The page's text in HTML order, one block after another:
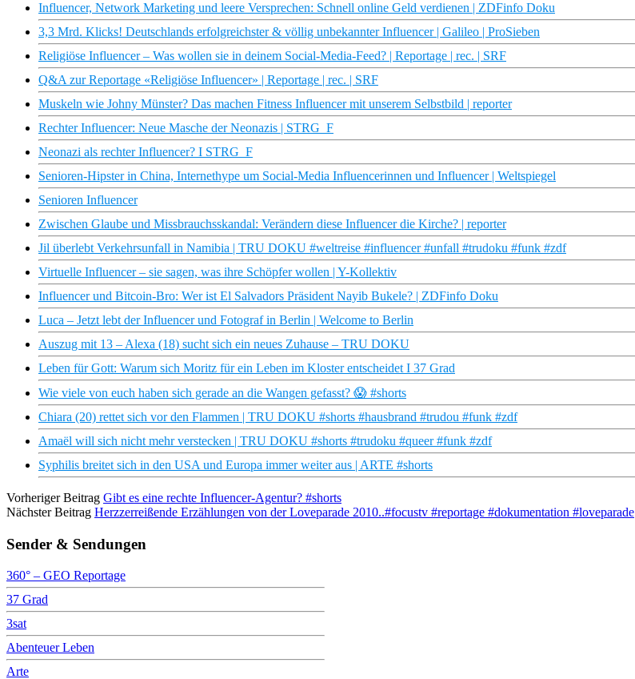
Influencer, Network Marketing und leere Versprechen: Schnell online Geld verdienen | ZDFinfo Doku
3,3 Mrd. Klicks! Deutschlands erfolgreichster & völlig unbekannter Influencer | Galileo | ProSieben
Religiöse Influencer – Was wollen sie in deinem Social-Media-Feed? | Reportage | rec. | SRF
Q&A zur Reportage «Religiöse Influencer» | Reportage | rec. | SRF
Muskeln wie Johny Münster? Das machen Fitness Influencer mit unserem Selbstbild | reporter
Rechter Influencer: Neue Masche der Neonazis | STRG_F
Neonazi als rechter Influencer? I STRG_F
Senioren-Hipster in China, Internethype um Social-Media Influencerinnen und Influencer | Weltspiegel
Senioren Influencer
Zwischen Glaube und Missbrauchsskandal: Verändern diese Influencer die Kirche? | reporter
Jil überlebt Verkehrsunfall in Namibia | TRU DOKU #weltreise #influencer #unfall #trudoku #funk #zdf
Virtuelle Influencer – sie sagen, was ihre Schöpfer wollen | Y-Kollektiv
Influencer und Bitcoin-Bro: Wer ist El Salvadors Präsident Nayib Bukele? | ZDFinfo Doku
Luca – Jetzt lebt der Influencer und Fotograf in Berlin | Welcome to Berlin
Auszug mit 13 – Alexa (18) sucht sich ein neues Zuhause – TRU DOKU
Leben für Gott: Warum sich Moritz für ein Leben im Kloster entscheidet I 37 Grad
Wie viele von euch haben sich gerade an die Wangen gefasst? 😱 #shorts
Chiara (20) rettet sich vor den Flammen | TRU DOKU #shorts #hausbrand #trudou #funk #zdf
Amaël will sich nicht mehr verstecken | TRU DOKU #shorts #trudoku #queer #funk #zdf
Syphilis breitet sich in den USA und Europa immer weiter aus | ARTE #shorts
Vorheriger Beitrag Gibt es eine rechte Influencer-Agentur? #shorts
Nächster Beitrag Herzzerreißende Erzählungen von der Loveparade 2010..#focustv #reportage #dokumentation #loveparade
Sender & Sendungen
360° – GEO Reportage
37 Grad
3sat
Abenteuer Leben
Arte